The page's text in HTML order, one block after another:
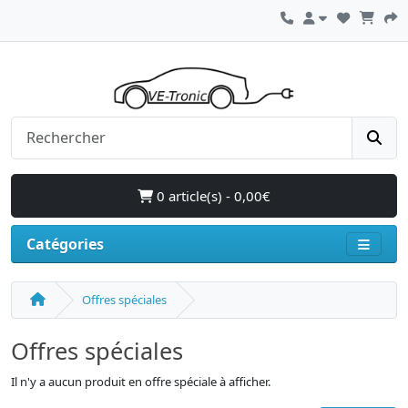
0 article(s) - 0,00€
Catégories
Offres spéciales
Offres spéciales
Il n'y a aucun produit en offre spéciale à afficher.